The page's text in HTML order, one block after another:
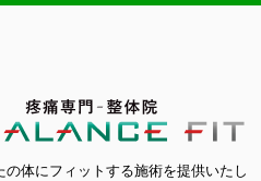
の体にフィットする施術を提供いたし